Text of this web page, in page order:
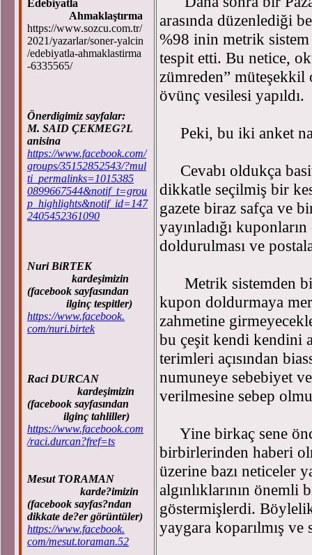
Edebiyatla
Ahmaklaştırma
https://www.sozcu.com.tr/
2021/yazarlar/soner-yalcin
/edebiyatla-ahmaklastirma
-6335565/
Önerdigimiz sayfalar:
M. SAID ÇEKMEG?L
anisina
https://www.facebook.com/
groups/35152852543/?mul
ti_permalinks=1015385
0899667544&notif_t=grou
p_highlights&notif_id=147
2405452361090
Nuri BiRTEK
kardeşimizin
(facebook sayfasından
ilginç tespitler)
https://www.facebook.
com/nuri.birtek
Raci DURCAN
kardeşimizin
(facebook sayfasından
ilginç tahliller)
https://www.facebook.com
/raci.durcan?fref=ts
Mesut TORAMAN
karde?imizin
(facebook sayfas?ndan
dikkate de?er görüntüler)
https://www.facebook.
com/mesut.toraman.52
arasında düzenlediği
%98 inin metrik
tespit etti. Bu netice,
zümreden” müteşekkil
övünç vesilesi yapıldı.
Peki, bu iki anket
Cevabı oldukça
dikkatle seçilmiş bir
gazete biraz safça ve
yayınladığı
doldurulması ve
Metrik sistemden bir
kupon doldurmaya
zahmetine
bu çeşit kendi kendini
terimleri açısından
numuneye sebebiyet
verilmesine sebep
Yine birkaç sene
birbirlerinden haberi
üzerine bazı neticeler
algınlıklarının
göstermişlerdi.
yaygara koparılmış ve